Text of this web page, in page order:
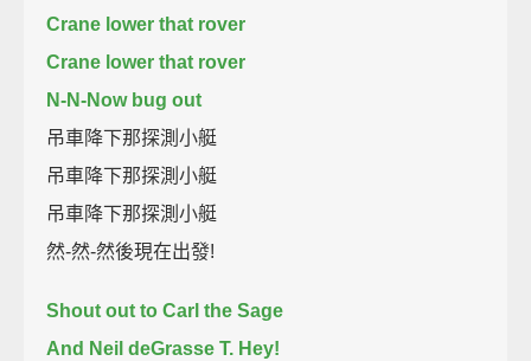
Crane lower that rover
Crane lower that rover
N-N-Now bug out
吊車降下那探測小艇
吊車降下那探測小艇
吊車降下那探測小艇
然-然-然後現在出發!
Shout out to Carl the Sage
And Neil deGrasse T. Hey!